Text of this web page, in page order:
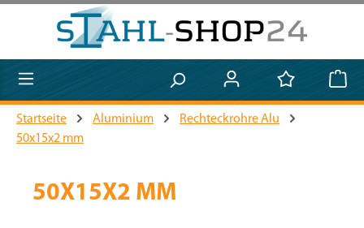
Zum Hauptinhalt springen
Startseite Aluminium
Rechteckrohre Alu
50x15x2 mm
50X15X2 MM